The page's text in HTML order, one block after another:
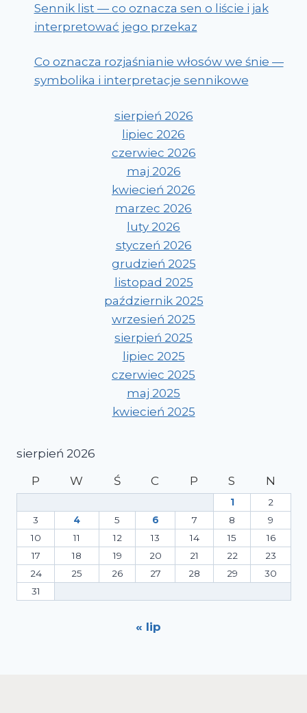
Sennik list — co oznacza sen o liście i jak
interpretować jego przekaz
Co oznacza rozjaśnianie włosów we śnie —
symbolika i interpretacje sennikowe
sierpień 2026
lipiec 2026
czerwiec 2026
maj 2026
kwiecień 2026
marzec 2026
luty 2026
styczeń 2026
grudzień 2025
listopad 2025
październik 2025
wrzesień 2025
sierpień 2025
lipiec 2025
czerwiec 2025
maj 2025
kwiecień 2025
sierpień 2026
P
W Ś C P S N
1
2
3
4 5 6 7 8
9
10
11 12 13 14 15
16
17
18 19 20 21 22
23
24
25 26 27 28 29
30
31
« lip